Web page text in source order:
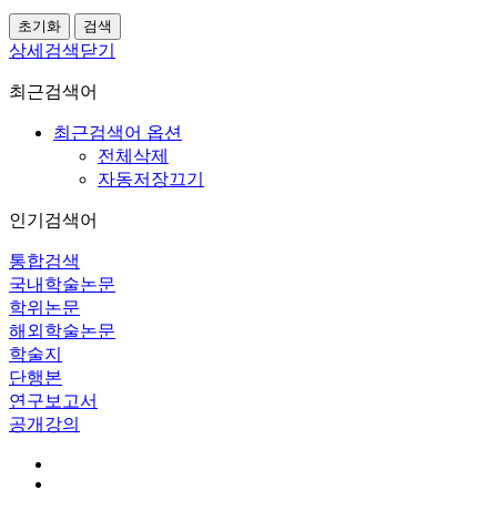
상세검색닫기
최근검색어
최근검색어 옵션
전체삭제
자동저장끄기
인기검색어
통합검색
국내학술논문
학위논문
해외학술논문
학술지
단행본
연구보고서
공개강의